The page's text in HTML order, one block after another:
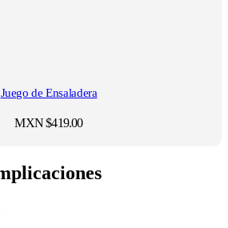
Juego de Ensaladera
MXN $419.00